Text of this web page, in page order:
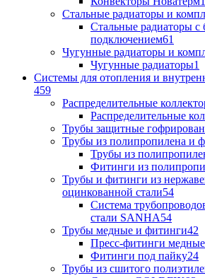
Стальные радиаторы и
Стальные радиаторы с
подключением61
Чугунные радиаторы и
Чугунные радиаторы1
Системы для отопления и
459
Распределительные
Распределительные
Трубы защитные
Трубы из полипропилена и
Трубы из
Фитинги из
Трубы и фитинги из
оцинкованной стали54
Система
стали SANHA54
Трубы медные и фитинги42
Пресс-фитинги медные
Фитинги под пайку24
Трубы из сшитого